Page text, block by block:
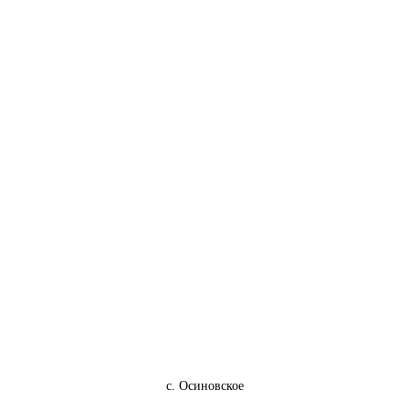
с. Осиновское